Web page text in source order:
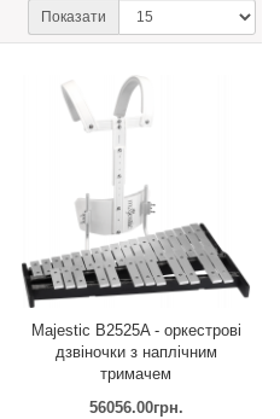
Показати
Majestic B2525A - оркестрові
дзвіночки з наплічним
тримачем
56056.00грн.